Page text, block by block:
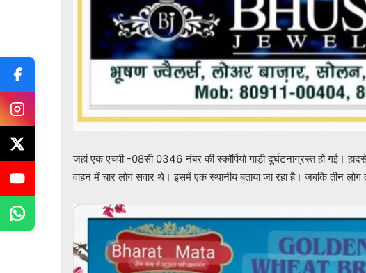
जहां एक एचपी -08सी 0346 नंबर की स्कॉर्पियो गाड़ी दुर्घटनाग्रस्त हो गई।
वाहन में चार लोग सवार थे। इसमें एक स्थानीय बताया जा रहा है। जबकि तीन